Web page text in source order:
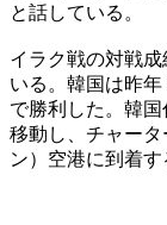
と話している。
イラク戦の対戦
いる。韓国は昨
で勝利した。韓
移動し、チャー
ン）空港に到着す